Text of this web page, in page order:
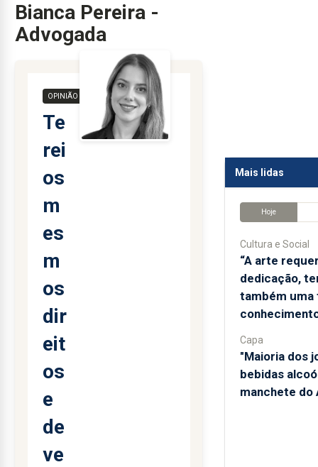
Bianca Pereira -
Advogada
OPINIÃO
Te
rei
os
m
es
m
os
dir
eit
os
e
de
ve
Mais lidas
Hoje
Cultura e Social
“A arte
dedicação,
também uma
Capa
"Maioria dos
bebidas
manchete do